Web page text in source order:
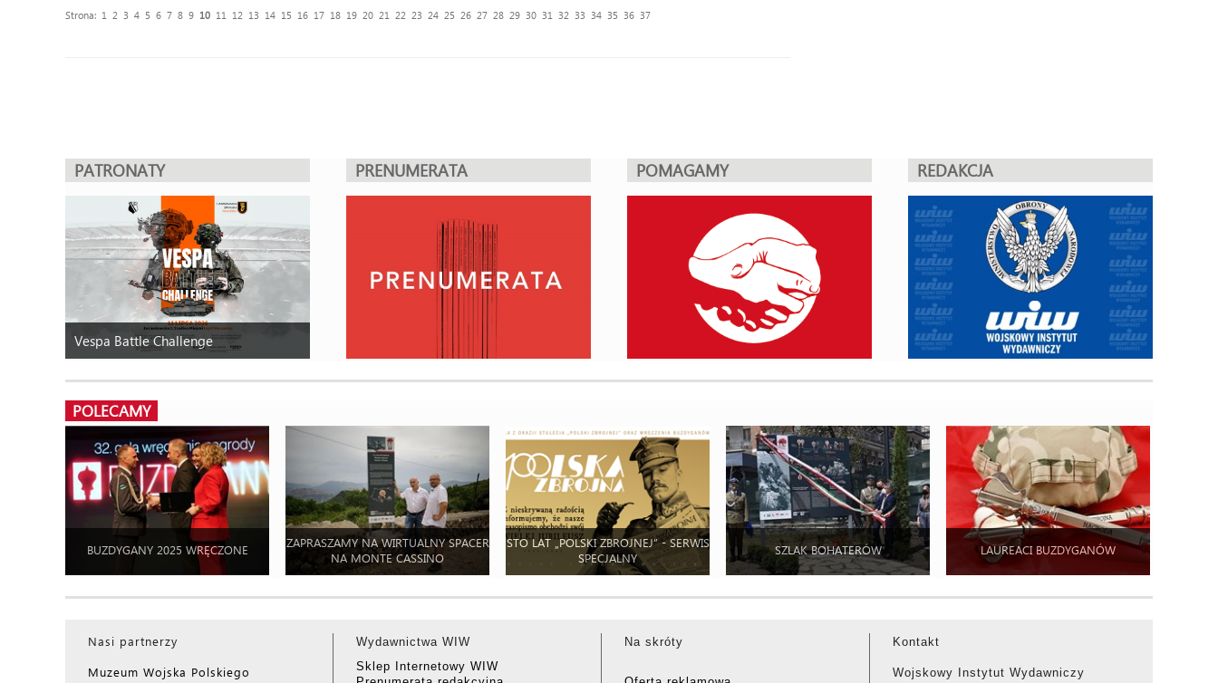
Strona: 1 2 3 4 5 6 7 8 9 10 11 12 13 14 15 16 17 18 19 20 21 22 23 24 25 26 27 28 29 30 31 32 33 34 35 36 37
PATRONATY
Vespa Battle Challenge
PRENUMERATA POMAGAMY REDAKCJA
POLECAMY
BUZDYGANY 2025 WRĘCZONE
ZAPRASZAMY NA WIRTUALNY SPACER
NA MONTE CASSINO
STO LAT „POLSKI ZBROJNEJ” - SERWIS
SPECJALNY
SZLAK BOHATERÓW LAUREACI BUZDYGANÓW
Nasi partnerzy
Muzeum Wojska Polskiego
Wydawnictwa WIW
Sklep Internetowy WIW
Na skróty Kontakt
Wojskowy Instytut Wydawniczy